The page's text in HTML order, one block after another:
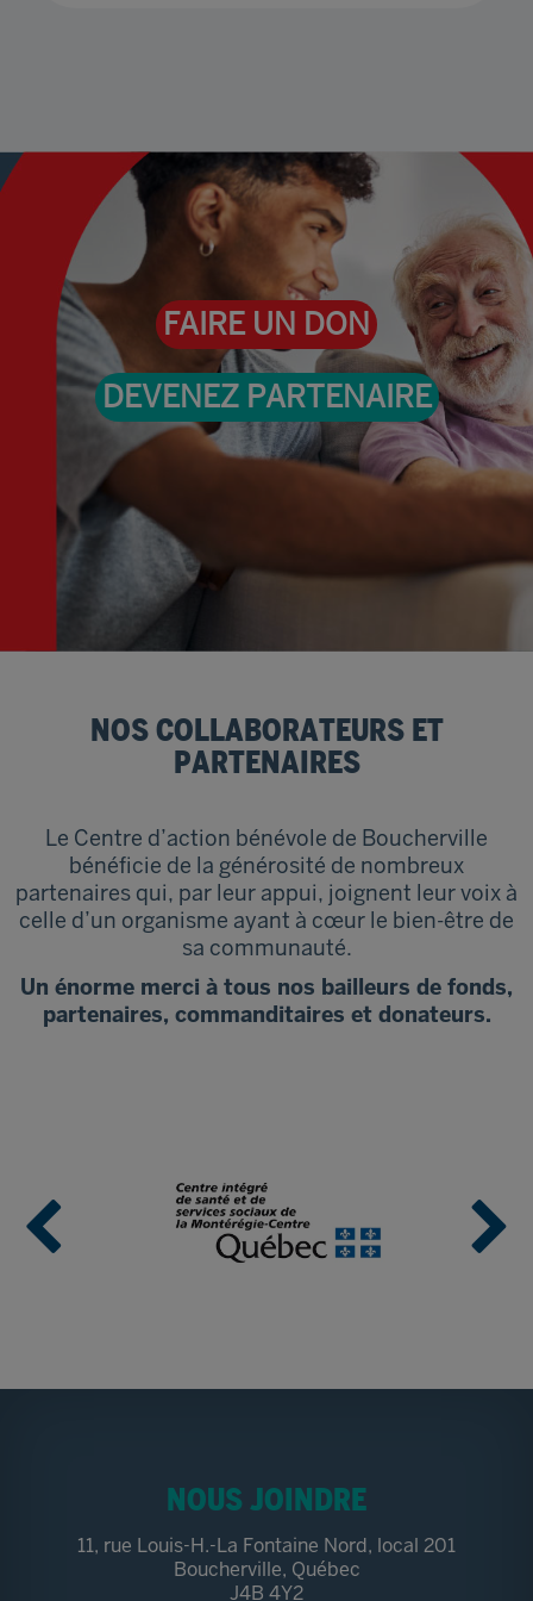
FAIRE UN DON
DEVENEZ PARTENAIRE
NOS COLLABORATEURS ET
PARTENAIRES
Le Centre d’action bénévole de Boucherville
bénéficie de la générosité de nombreux
partenaires qui, par leur appui, joignent leur voix à
celle d’un organisme ayant à cœur le bien-être de
sa communauté.
Un énorme merci à tous nos bailleurs de fonds,
partenaires, commanditaires et donateurs.
NOUS JOINDRE
11, rue Louis-H.-La Fontaine Nord, local 201
Boucherville, Québec
J4B 4Y2